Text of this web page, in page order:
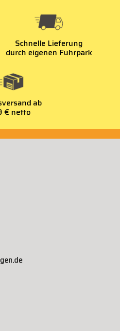
Schnelle Lieferung
durch eigenen Fuhrpark
ab
€ netto